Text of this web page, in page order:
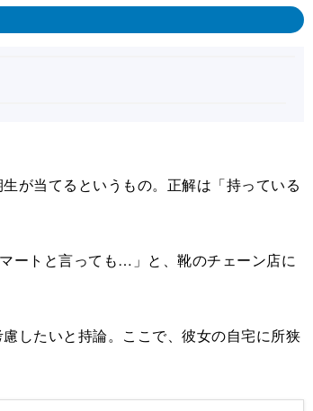
が当てるというもの。正解は「持っている
ートと言っても…」と、靴のチェーン店に
したいと持論。ここで、彼女の自宅に所狭